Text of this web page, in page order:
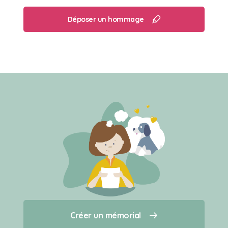
Créer un mémorial
Qui sommes-nous ?
dessus de notre tête, faire ses griffes et qu’on le
félicite… En 18 ans il en a aimé des choses😻
Déposer un hommage
Créer un mémorial